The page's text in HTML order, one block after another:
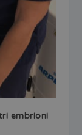
embrioni